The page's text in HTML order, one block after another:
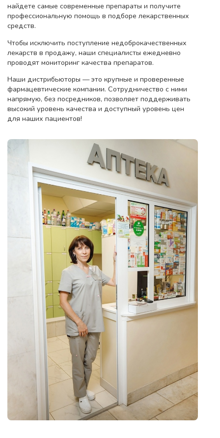
найдете самые современные препараты и получите
профессиональную помощь в подборе лекарственных
средств.
Чтобы исключить поступление недоброкачественных
лекарств в продажу, наши специалисты ежедневно
проводят мониторинг качества препаратов.
Наши дистрибьюторы — это крупные и проверенные
фармацевтические компании. Сотрудничество с ними
напрямую, без посредников, позволяет поддерживать
высокий уровень качества и доступный уровень цен
для наших пациентов!